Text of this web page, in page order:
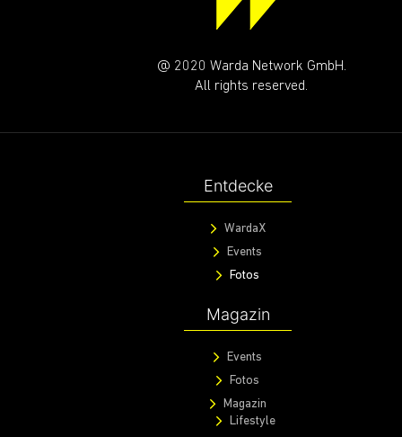
@ 2020 Warda Network GmbH.
All rights reserved.
Entdecke
WardaX
Events
Fotos
Magazin
Events
Fotos
Magazin
Lifestyle